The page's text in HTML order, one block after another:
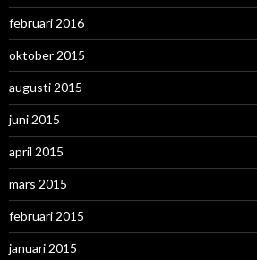
februari 2016
oktober 2015
augusti 2015
juni 2015
april 2015
mars 2015
februari 2015
januari 2015